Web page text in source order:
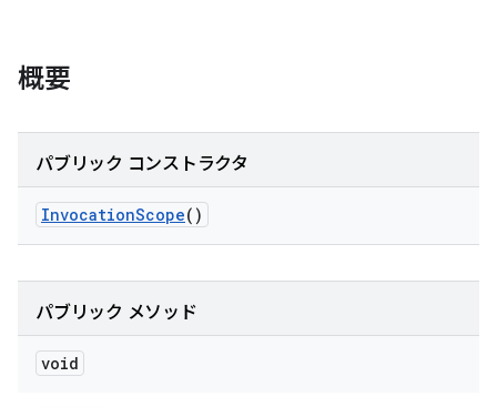
概要
パブリック コンストラクタ
InvocationScope()
パブリック メソッド
void